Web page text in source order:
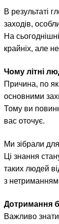
В результаті
заходів,
На
крайніх, але
Чому літні
Причина, по
основними
Тому ви
вас оточує.
Ми зібрали
Ці знання
таких людей
з нетриманням
Дотримання
Важливо